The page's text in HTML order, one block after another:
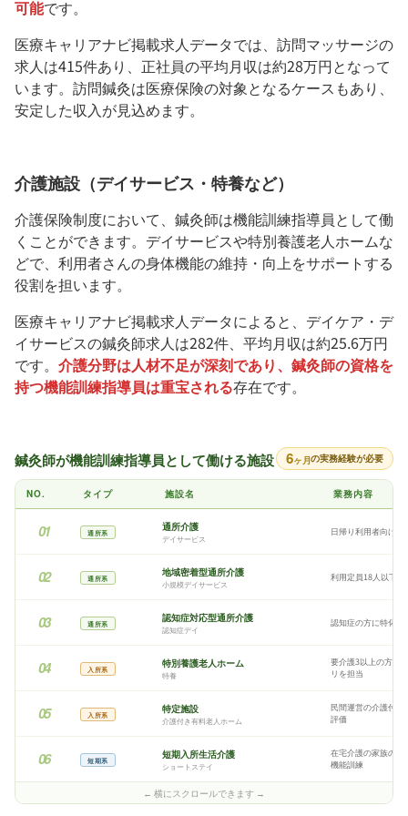
可能です。
医療キャリアナビ掲載求人データでは、訪問マッサージの
求人は415件あり、正社員の平均月収は約28万円となって
います。訪問鍼灸は医療保険の対象となるケースもあり、
安定した収入が見込めます。
介護施設（デイサービス・特養など）
介護保険制度において、鍼灸師は機能訓練指導員として働
くことができます。デイサービスや特別養護老人ホームな
どで、利用者さんの身体機能の維持・向上をサポートする
役割を担います。
医療キャリアナビ掲載求人データによると、デイケア・デ
イサービスの鍼灸師求人は282件、平均月収は約25.6万円
です。 介護分野は人材不足が深刻であり、鍼灸師の資格を
持つ機能訓練指導員は重宝される存在です。
鍼灸師が機能訓練指導員として働ける施設 6ヶ月の実務経験が必要
NO. タイプ 施設名 業務内容
01 通所系 通所介護
デイサービス
日帰り利用者向け
02 通所系 地域密着型通所介護
小規模デイサービス
利用定員18人以下
03 通所系 認知症対応型通所介護
認知症デイ
認知症の方に特化し
04 入所系 特別養護老人ホーム
特養
要介護3以上の方が
リを担当
05 入所系 特定施設
介護付き有料老人ホーム
民間運営の介護付き
評価
06 短期系 短期入所生活介護
ショートステイ
在宅介護の家族の負
機能訓練